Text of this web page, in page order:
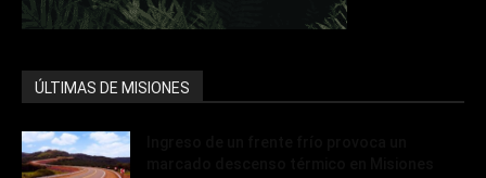
ÚLTIMAS DE MISIONES